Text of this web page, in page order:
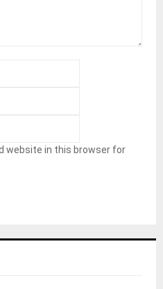
website in this browser for